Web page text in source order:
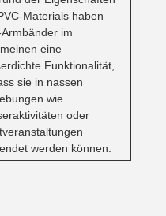
Materials haben
Armbänder im
eine
Funktionalität,
sie in nassen
wie
oder
werden können.